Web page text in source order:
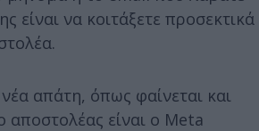
είναι να κοιτάξετε προσεκτικά
απάτη, όπως φαίνεται και
είναι ο Meta